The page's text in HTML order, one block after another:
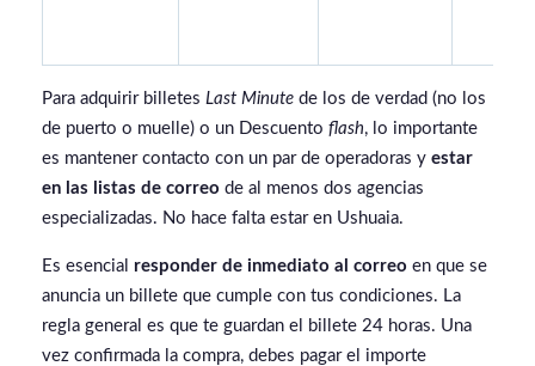
Para adquirir billetes Last Minute de los de verdad (no los
de puerto o muelle) o un Descuento flash, lo importante
es mantener contacto con un par de operadoras y estar
en las listas de correo de al menos dos agencias
especializadas. No hace falta estar en Ushuaia.
Es esencial responder de inmediato al correo en que se
anuncia un billete que cumple con tus condiciones. La
regla general es que te guardan el billete 24 horas. Una
vez confirmada la compra, debes pagar el importe